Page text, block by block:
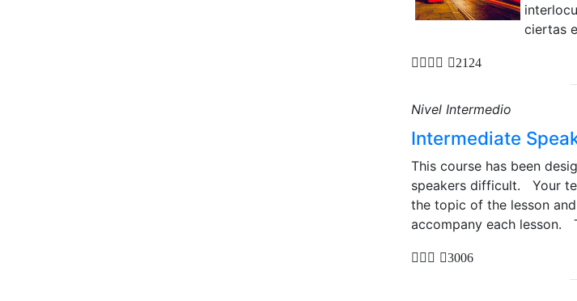
ciertas
2124
Nivel Intermedio
Intermediate
This course has been
speakers difficult. Your
the topic of the lesson
accompany each lesson.
3006